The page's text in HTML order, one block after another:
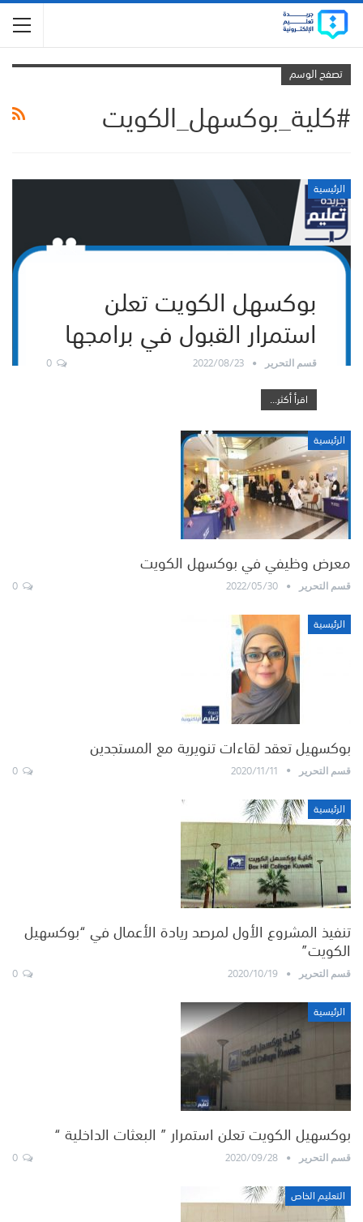
تصفح الوسم
#كلية_بوكسهل_الكويت
الرئيسية
بوكسهل الكويت تعلن
استمرار القبول في برامجها
قسم التحرير 2022/08/23
0
اقرأ أكثر...
الرئيسية
معرض وظيفي في بوكسهل الكويت
قسم التحرير 2022/05/30
الرئيسية
بوكسهيل تعقد لقاءات تنويرية مع المستجدين
قسم التحرير 2020/11/11
الرئيسية
تنفيذ المشروع الأول لمرصد ريادة الأعمال في “بوكسهيل
الكويت”
قسم التحرير 2020/10/19
الرئيسية
بوكسهيل الكويت تعلن استمرار ” البعثات الداخلية “
قسم التحرير 2020/09/28
التعليم الخاص